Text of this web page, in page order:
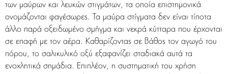
των μαύρων και λευκών στιγμάτων, τα οποία επιστημονικά
ονομάζονται φαγέσωρες. Τα μαύρα στίγματα δεν είναι τίποτα
άλλο παρά οξειδωμένο σμήγμα και νεκρά κύτταρα που έρχονται
σε επαφή με τον αέρα. Καθαρίζοντας σε βάθος τον αγωγό του
πόρου, το σαλικυλικό οξύ εξαφανίζει σταδιακά αυτά τα
ενοχλητικά σημάδια. Επιπλέον, η συστηματική του χρήση